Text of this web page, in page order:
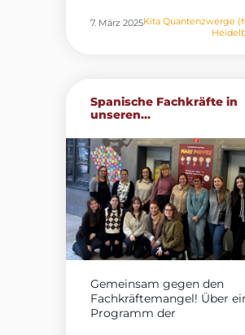
7. März 2025Kita Quantenzwerge
Spanische Fachkräfte in
unseren...
Gemeinsam gegen den
Fachkräftemangel! Über
Programm der